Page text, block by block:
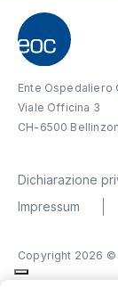
Ente Ospedaliero
Viale Officina 3
CH-6500
Dichiarazione
Impressum
Copyright 2026